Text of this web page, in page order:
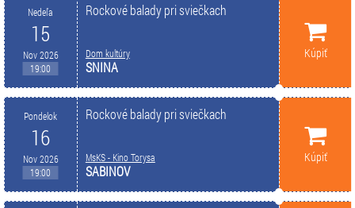
Nedeľa
15
Nov 2026
19:00
Rockové balady pri sviečkach
Dom kultúry
SNINA
Kúpiť
Pondelok
16
Nov 2026
19:00
Rockové balady pri sviečkach
MsKS - Kino Torysa
SABINOV
Kúpiť